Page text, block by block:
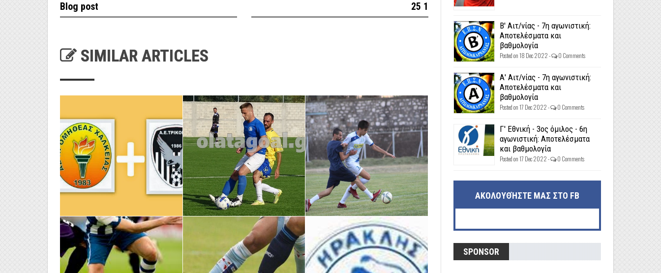
Blog post 25 1
SIMILAR ARTICLES
Β' Αιτ/νίας - 7η αγωνιστική:
Αποτελέσματα και
βαθμολογία
Posted on 18 Dec 2022 - 0 Comments
Α' Αιτ/νίας - 7η αγωνιστική:
Αποτελέσματα και
βαθμολογία
Posted on 17 Dec 2022 - 0 Comments
Γ' Εθνική - 3ος όμιλος - 6η
αγωνιστική: Αποτελέσματα
και βαθμολογία
Posted on 17 Dec 2022 - 0 Comments
ΑΚΟΛΟΥΘΉΣΤΕ ΜΑΣ ΣΤΟ FB
SPONSOR